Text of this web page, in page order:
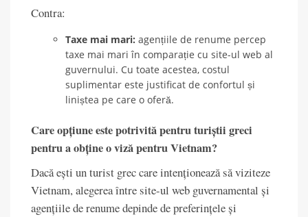
Contra:
Taxe mai mari: agențiile de renume percep
taxe mai mari în comparație cu site-ul web al
guvernului. Cu toate acestea, costul
suplimentar este justificat de confortul și
liniștea pe care o oferă.
Care opțiune este potrivită pentru turiștii greci
pentru a obține o viză pentru Vietnam?
Dacă ești un turist grec care intenționează să viziteze
Vietnam, alegerea între site-ul web guvernamental și
agențiile de renume depinde de preferințele și